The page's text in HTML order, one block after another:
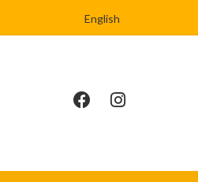
English